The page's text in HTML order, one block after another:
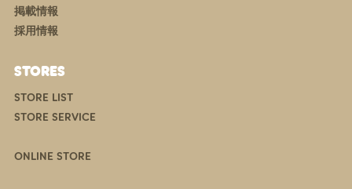
掲載情報
採用情報
STORES
STORE LIST
STORE SERVICE
ONLINE STORE